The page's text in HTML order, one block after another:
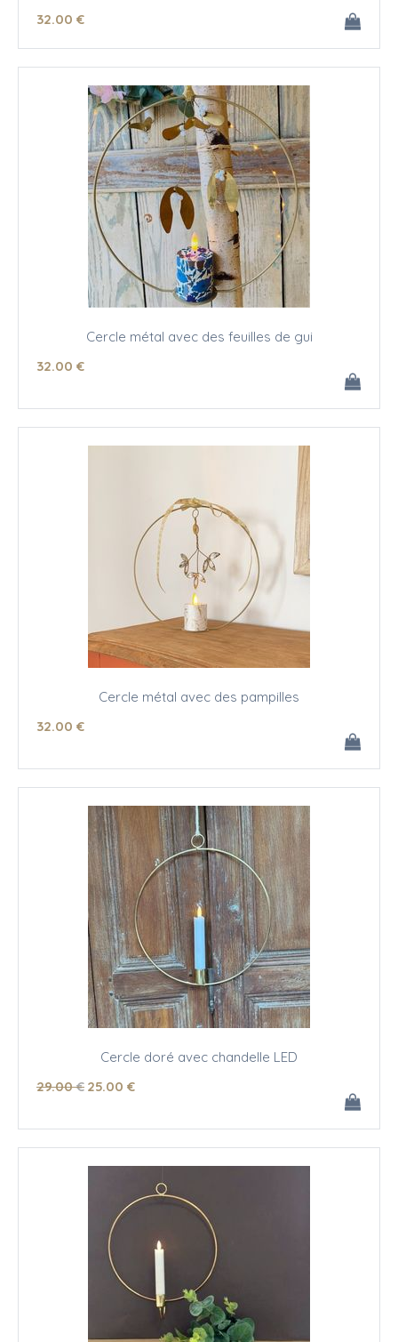
32.00 €
Cercle métal avec des feuilles de gui
32.00 €
Cercle métal avec des pampilles
32.00 €
Cercle doré avec chandelle LED
29.00 € 25.00 €